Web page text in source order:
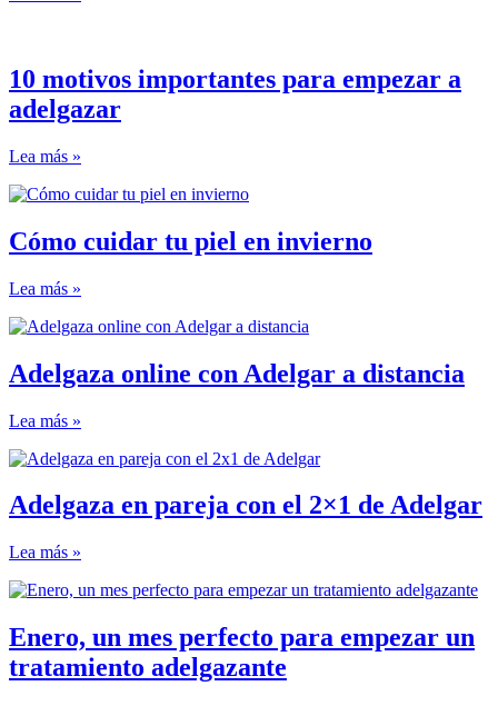
10 motivos importantes para empezar a
adelgazar
Lea más »
Cómo cuidar tu piel en invierno
Lea más »
Adelgaza online con Adelgar a distancia
Lea más »
Adelgaza en pareja con el 2×1 de Adelgar
Lea más »
Enero, un mes perfecto para empezar un
tratamiento adelgazante